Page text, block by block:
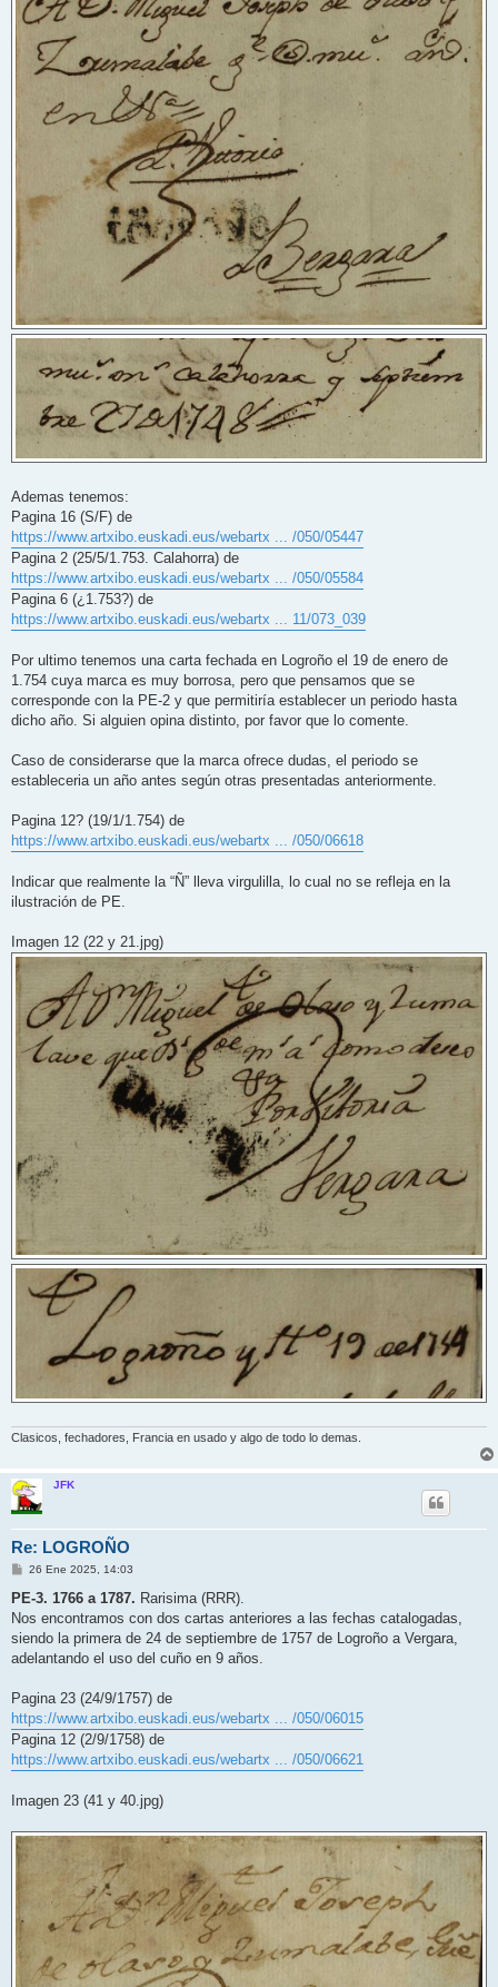
Ademas tenemos:
Pagina 16 (S/F) de
https://www.artxibo.euskadi.eus/webartx ... /050/05447
Pagina 2 (25/5/1.753. Calahorra) de
https://www.artxibo.euskadi.eus/webartx ... /050/05584
Pagina 6 (¿1.753?) de
https://www.artxibo.euskadi.eus/webartx ... 11/073_039
Por ultimo tenemos una carta fechada en Logroño el 19 de enero de
1.754 cuya marca es muy borrosa, pero que pensamos que se
corresponde con la PE-2 y que permitiría establecer un periodo hasta
dicho año. Si alguien opina distinto, por favor que lo comente.
Caso de considerarse que la marca ofrece dudas, el periodo se
estableceria un año antes según otras presentadas anteriormente.
Pagina 12? (19/1/1.754) de
https://www.artxibo.euskadi.eus/webartx ... /050/06618
Indicar que realmente la “Ñ” lleva virgulilla, lo cual no se refleja en la
ilustración de PE.
Imagen 12 (22 y 21.jpg)
Clasicos, fechadores, Francia en usado y algo de todo lo demas.
JFK
Re: LOGROÑO
M
n
a
j
26 Ene 2025, 14:03
PE-3. 1766 a 1787. Rarisima (RRR).
Nos encontramos con dos cartas anteriores a las fechas catalogadas,
siendo la primera de 24 de septiembre de 1757 de Logroño a Vergara,
adelantando el uso del cuño en 9 años.
Pagina 23 (24/9/1757) de
https://www.artxibo.euskadi.eus/webartx ... /050/06015
Pagina 12 (2/9/1758) de
https://www.artxibo.euskadi.eus/webartx ... /050/06621
Imagen 23 (41 y 40.jpg)